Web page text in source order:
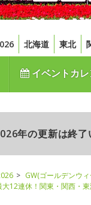
北海道 東北
イベントカレ
年の更新は終了
GW(ゴールデンウ
大12連休！関東・関西・